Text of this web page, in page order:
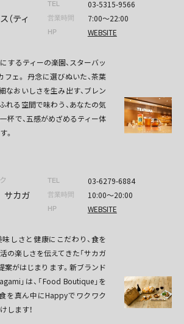
（ティ
TEL 03-5315-9566
営業時間 7:00〜22:00
HP WEBSITE
するティーの楽園、スターバッ
フェ。 丹念に選びぬいた、茶葉
なおいしさを生み出す、ブレン
れる空間で味わう、あなたの気
杯で、五感がめざめるティー体
。
サカガ
TEL 03-6279-6884
営業時間 10:00〜20:00
HP WEBSITE
しさと健康にこだわり、食を
の楽しさを伝えてきた「サカガ
案がはじまります。新ブランド
」は、「Food Boutique」を
を真ん中にHappyでワクワク
します！